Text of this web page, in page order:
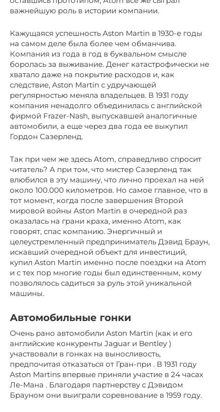
важнейшую роль в истории компании.
Кажущаяся успешность Aston Martin в 1930-е годы
на самом деле была более чем обманчива.
Компания из года в год в буквальном смысле
боролась за выживание. Денег катастрофически не
хватало даже на покрытие расходов и, как
следствие, Aston Martin с удручающей
регулярностью меняла владельцев. В 1931 году
компания ненадолго объединилась с английской
фирмой Frazer-Nash, выпускавшей аналогичные
автомобили, а еще через два года ее выкупил
Гордон Сазерленд.
Так при чем же здесь Atom, справедливо спросит
читатель? А при том, что мистер Сазерленд так
влюбился в эту машину, что лично проехал на ней
около 100.000 километров. Но самое главное, что в
тот момент, когда после завершения Второй
мировой войны Aston Martin в очередной раз
оказалась на грани краха, именно Atom, как
говорят, спас компанию. Энергичный и
целеустремленный предприниматель Дэвид Браун,
искавший очередной объект для инвестиций,
купил Aston Martin именно после поездки на Atom
и с тех пор многие годы был единственным, кому
позволялось садиться за руль этой уникальной
машины.
Автомобильные гонки
Очень рано автомобили Aston Martin (как и его
английские конкуренты Jaguar и Bentley )
участвовали в гонках на выносливость,
предпочитая отказаться от Гран-при . В 1931 году
Aston Martins впервые приняли участие в 24 часах
Ле-Мана . Благодаря партнерству с Дэвидом
Брауном они выиграли соревнование в 1959 году.